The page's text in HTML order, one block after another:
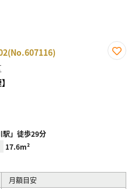
駅」徒歩29分
17.6m²
月額目安